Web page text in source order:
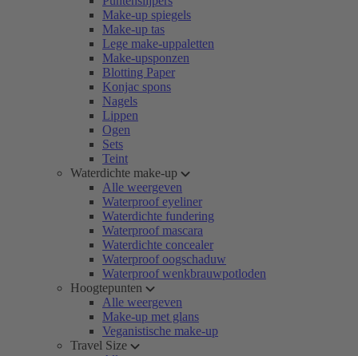
Make-up spiegels
Make-up tas
Lege make-uppaletten
Make-upsponzen
Blotting Paper
Konjac spons
Nagels
Lippen
Ogen
Sets
Teint
Waterdichte make-up
Alle weergeven
Waterproof eyeliner
Waterdichte fundering
Waterproof mascara
Waterdichte concealer
Waterproof oogschaduw
Waterproof wenkbrauwpotloden
Hoogtepunten
Alle weergeven
Make-up met glans
Veganistische make-up
Travel Size